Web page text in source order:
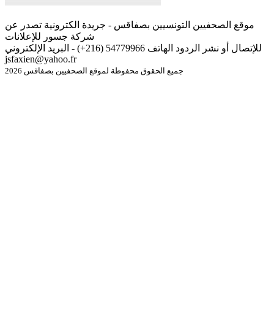
موقع الصحفيين التونسيين بصفاقس - جريدة الكترونية تصدر عن
شركة جسور للإعلانات
للإتصال أو نشر الردود الهاتف 54779966 (216+) - البريد الإلكتروني
jsfaxien@yahoo.fr
جميع الحقوق محفوظة لموقع الصحفيين بصفاقس 2026